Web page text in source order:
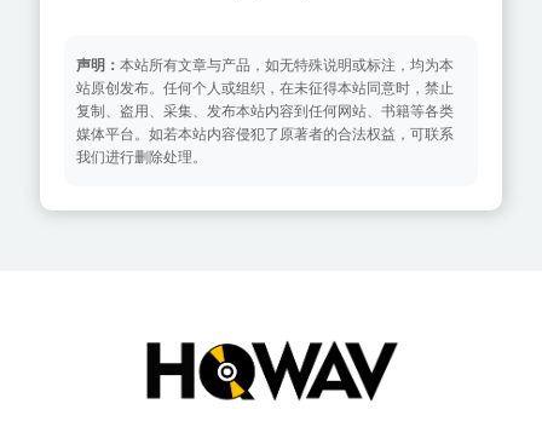
声明： 本站所有文章与产品，如无特殊说明或标注，均为本
站原创发布。任何个人或组织，在未征得本站同意时，禁止
复制、盗用、采集、发布本站内容到任何网站、书籍等各类
媒体平台。如若本站内容侵犯了原著者的合法权益，可联系
我们进行删除处理。